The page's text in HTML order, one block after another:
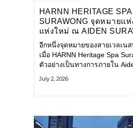
HARNN HERITAGE SPA
SURAWONG จุดหมายแ
แห่งใหม่ ณ AIDEN
BANGKOK
อีกหนึ่งจุดหมายของสายเวลเน
เมื่อ HARNN Heritage Spa
ตัวอย่างเป็นทางการภายใน
ของเมืองใหญ่ มาสัมผัสประสบ
July 2, 2026